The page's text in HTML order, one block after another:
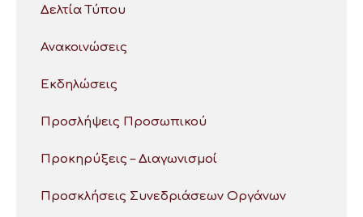
Δελτία Τύπου
Ανακοινώσεις
Εκδηλώσεις
Προσλήψεις Προσωπικού
Προκηρύξεις – Διαγωνισμοί
Προσκλήσεις Συνεδριάσεων Οργάνων